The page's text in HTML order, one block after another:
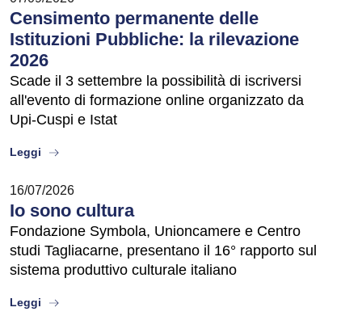
Censimento permanente delle
Istituzioni Pubbliche: la rilevazione
2026
Scade il 3 settembre la possibilità di iscriversi
all'evento di formazione online organizzato da
Upi-Cuspi e Istat
Leggi about
16/07/2026
Io sono cultura
Fondazione Symbola, Unioncamere e Centro
studi Tagliacarne, presentano il 16° rapporto sul
sistema produttivo culturale italiano
Leggi about